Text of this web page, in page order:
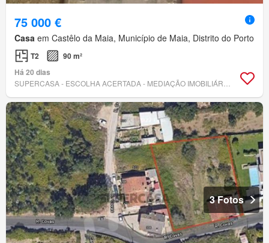
75 000 €
Casa em Castêlo da Maia, Município de Maia, Distrito do Porto
T2
90 m²
Há 20 dias
3 Fotos